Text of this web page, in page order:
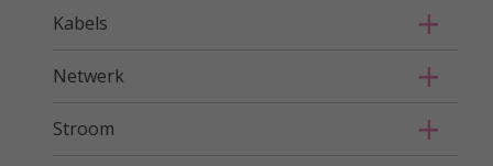
Kabels
Netwerk
Stroom